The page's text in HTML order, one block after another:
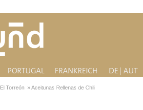
PORTUGAL FRANKREICH DE | AUT
El Torreón »Aceitunas Rellenas de Chili